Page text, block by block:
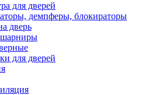
для дверей
демпферы, блокираторы
дверь
для дверей